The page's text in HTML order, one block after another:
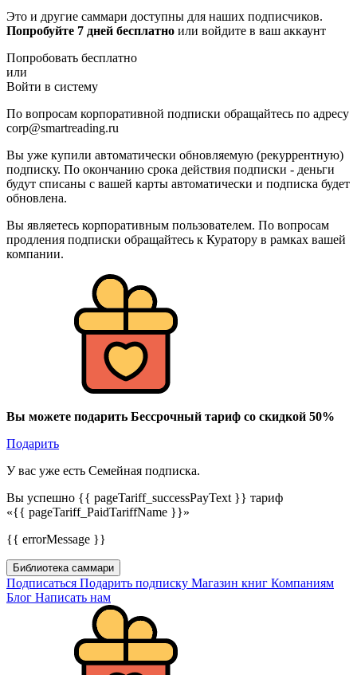
Это и другие саммари доступны для наших подписчиков.
Попробуйте 7 дней бесплатно или войдите в ваш аккаунт
Попробовать бесплатно
или
Войти в систему
По вопросам корпоративной подписки обращайтесь по адресу
corp@smartreading.ru
Вы уже купили автоматически обновляемую (рекуррентную)
подписку. По окончанию срока действия подписки - деньги
будут списаны с вашей карты автоматически и подписка будет
обновлена.
Вы являетесь корпоративным пользователем. По вопросам
продления подписки обращайтесь к Куратору в рамках вашей
компании.
Вы можете подарить Бессрочный тариф со скидкой 50%
Подарить
У вас уже есть Семейная подписка.
Вы успешно {{ pageTariff_successPayText }} тариф
«{{ pageTariff_PaidTariffName }}»
{{ errorMessage }}
Библиотека саммари
Подписаться Подарить подписку Магазин книг Компаниям
Блог Написать нам